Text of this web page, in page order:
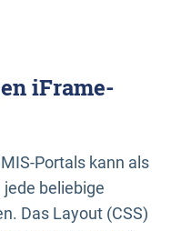
iFrame-
Portals kann als
beliebige
Das Layout (CSS)